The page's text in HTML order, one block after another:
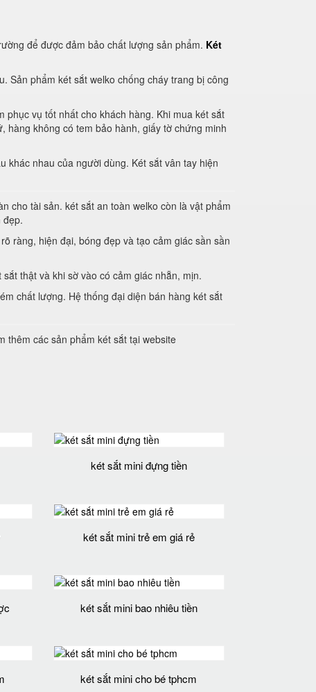
để được đảm bảo chất lượng sản phẩm. Két
Sản phẩm két sắt welko chống cháy trang bị công
vụ tốt nhất cho khách hàng. Khi mua két sắt
hàng không có tem bảo hành, giấy tờ chứng minh
khác nhau của người dùng. Két sắt vân tay hiện
cho tài sản. két sắt an toàn welko còn là vật phẩm
đẹp.
ràng, hiện đại, bóng đẹp và tạo cảm giác sần sần
thật và khi sờ vào có cảm giác nhẵn, mịn.
chất lượng. Hệ thống đại diện bán hàng két sắt
thêm các sản phẩm két sắt tại website
két sắt mini đựng tiền
két sắt mini trẻ em giá rẻ
két sắt mini bao nhiêu tiền
két sắt mini cho bé tphcm